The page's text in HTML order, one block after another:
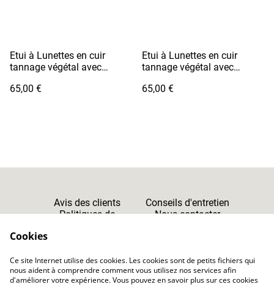
Etui à Lunettes en cuir
tannage végétal avec
Soleil
65,00 €
Etui à Lunettes en cuir
tannage végétal avec
Camel
65,00 €
Avis des clients
Conseils d'entretien
Politiques de
Nous contacter
CGV
Cookies
Ce site Internet utilise des cookies. Les cookies sont de petits fichiers qui
nous aident à comprendre comment vous utilisez nos services afin
d'améliorer votre expérience. Vous pouvez en savoir plus sur ces cookies